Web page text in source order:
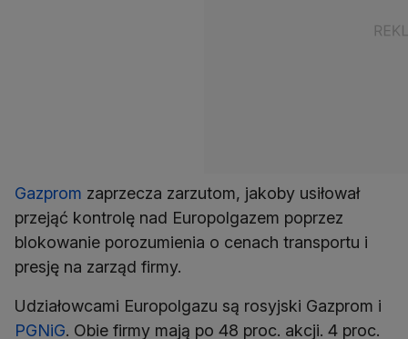
Gazprom zaprzecza zarzutom, jakoby usiłował
przejąć kontrolę nad Europolgazem poprzez
blokowanie porozumienia o cenach transportu i
presję na zarząd firmy.
Udziałowcami Europolgazu są rosyjski Gazprom i
PGNiG. Obie firmy mają po 48 proc. akcji. 4 proc.